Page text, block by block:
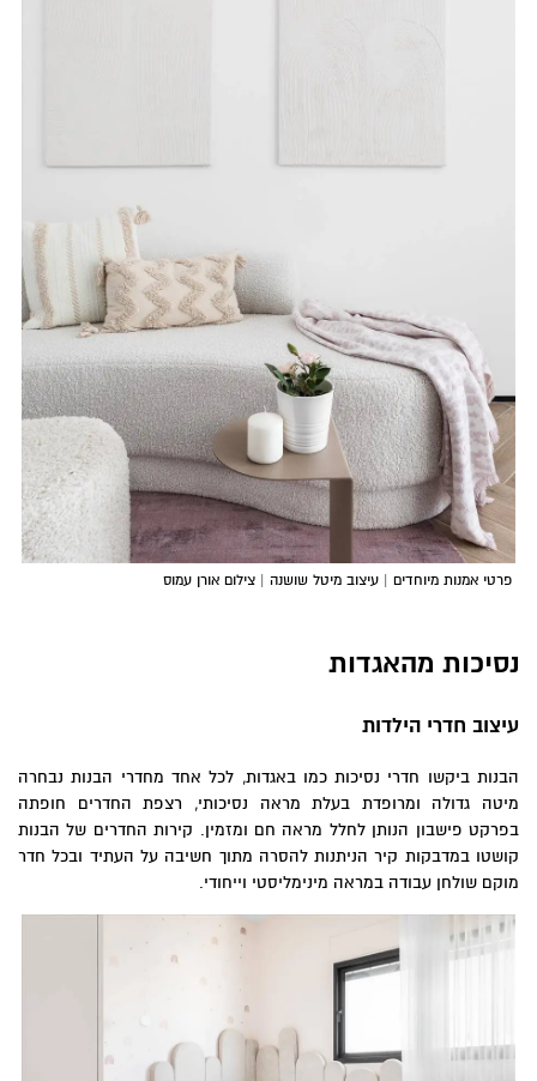
פרטי אמנות מיוחדים | עיצוב מיטל שושנה | צילום אורן עמוס
נסיכות מהאגדות
עיצוב חדרי הילדות
הבנות ביקשו חדרי נסיכות כמו באגדות, לכל אחד מחדרי הבנות נבחרה
מיטה גדולה ומרופדת בעלת מראה נסיכותי, רצפת החדרים חופתה
בפרקט פישבון הנותן לחלל מראה חם ומזמין. קירות החדרים של הבנות
קושטו במדבקות קיר הניתנות להסרה מתוך חשיבה על העתיד ובכל חדר
מוקם שולחן עבודה במראה מינימליסטי וייחודי.